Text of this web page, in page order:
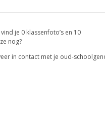
je 0 klassenfoto’s en 10
nog?
in contact met je oud-